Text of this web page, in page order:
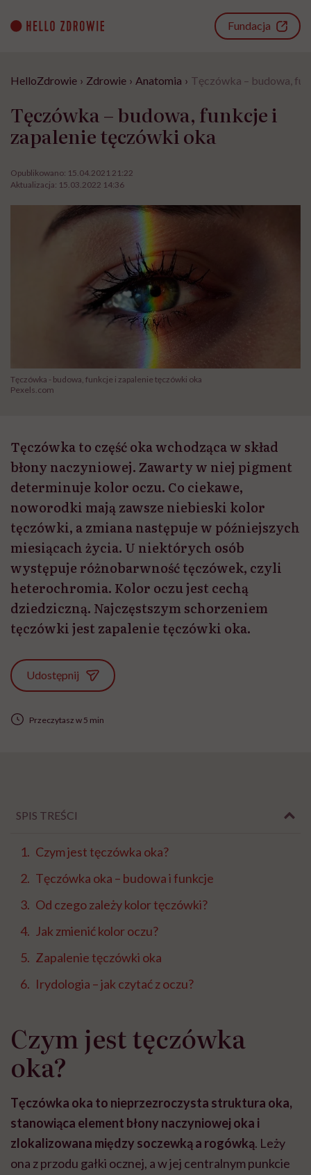
content
Fundacja
HelloZdrowie › Zdrowie › Anatomia › Tęczówka – budowa,
Tęczówka – budowa, funkcje i
zapalenie tęczówki oka
Opublikowano: 15.04.2021 21:22
Aktualizacja: 15.03.2022 14:36
Tęczówka - budowa, funkcje i zapalenie tęczówki oka
Pexels.com
Tęczówka to część oka wchodząca w skład
błony naczyniowej. Zawarty w niej pigment
determinuje kolor oczu. Co ciekawe,
noworodki mają zawsze niebieski kolor
tęczówki, a zmiana następuje w późniejszych
miesiącach życia. U niektórych osób
występuje różnobarwność tęczówek, czyli
heterochromia. Kolor oczu jest cechą
dziedziczną. Najczęstszym schorzeniem
tęczówki jest zapalenie tęczówki oka.
Udostępnij
Przeczytasz w 5 min
SPIS TREŚCI
Czym jest tęczówka oka?
Tęczówka oka – budowa i funkcje
Od czego zależy kolor tęczówki?
Jak zmienić kolor oczu?
Zapalenie tęczówki oka
Irydologia – jak czytać z oczu?
Czym jest tęczówka
oka?
Tęczówka oka to nieprzezroczysta struktura oka,
stanowiąca element błony naczyniowej oka i
zlokalizowana między soczewką a rogówką. Leży
ona z przodu gałki ocznej, a w jej centralnym punkcie